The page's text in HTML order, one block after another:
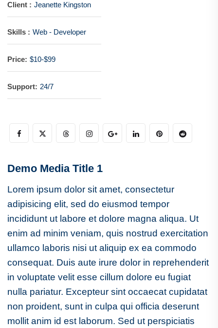
Client : Jeanette Kingston
Skills : Web - Developer
Price: $10-$99
Support: 24/7
Demo Media Title 1
Lorem ipsum dolor sit amet, consectetur
adipisicing elit, sed do eiusmod tempor
incididunt ut labore et dolore magna aliqua. Ut
enim ad minim veniam, quis nostrud exercitation
ullamco laboris nisi ut aliquip ex ea commodo
consequat. Duis aute irure dolor in reprehenderit
in voluptate velit esse cillum dolore eu fugiat
nulla pariatur. Excepteur sint occaecat cupidatat
non proident, sunt in culpa qui officia deserunt
mollit anim id est laborum. Sed ut perspiciatis